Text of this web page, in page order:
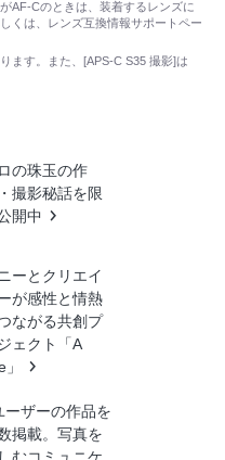
AF-Cのときは、装着するレンズに
くは、レンズ互換情報サポートペー
ます。また、[APS-C S35 撮影]は
の珠玉の作
撮影秘話を限
開中
ーとクリエイ
が感性と情熱
ながる共創プ
ェクト「A
ーザーの作品を
掲載。写真を